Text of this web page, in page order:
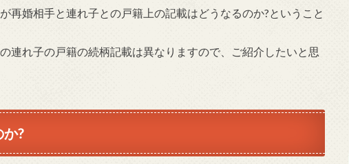
再婚相手と連れ子との戸籍上の記載はどうなるのか?ということ
連れ子の戸籍の続柄記載は異なりますので、ご紹介したいと思
?